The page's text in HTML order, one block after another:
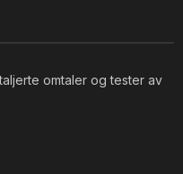
omtaler og tester av